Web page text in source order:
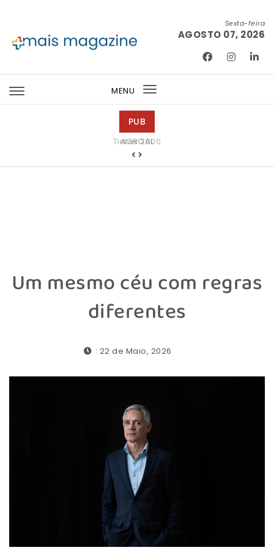
Sexta-feira
AGOSTO 07, 2026
MENU
Toggle
PUB
Tintas 2000
Um mesmo céu com regras
diferentes
: 22 de Maio, 2026